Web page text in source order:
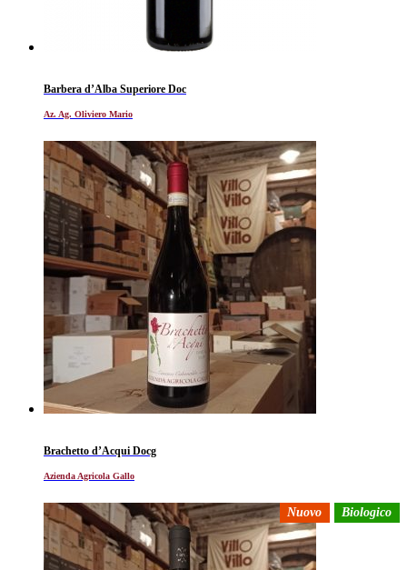
Barbera d’Alba Superiore Doc
Az. Ag. Oliviero Mario
Brachetto d’Acqui Docg
Azienda Agricola Gallo
Nuovo Biologico